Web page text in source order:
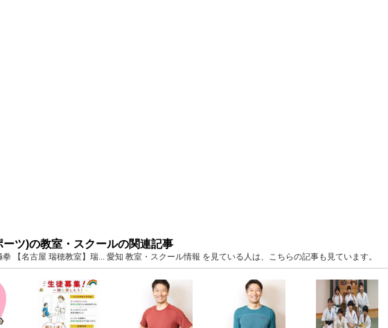
ーツ)の教室・スクールの関連記事
【名古屋 瑞穂教室】瑞... 愛知 教室・スクール情報 を見ている人は、こちらの記事も見ています。